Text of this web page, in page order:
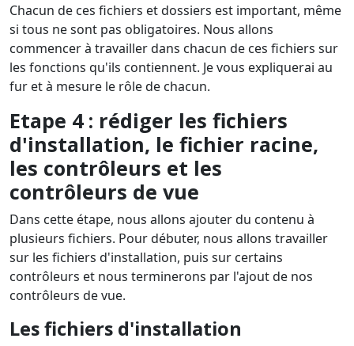
Chacun de ces fichiers et dossiers est important, même
si tous ne sont pas obligatoires. Nous allons
commencer à travailler dans chacun de ces fichiers sur
les fonctions qu'ils contiennent. Je vous expliquerai au
fur et à mesure le rôle de chacun.
Etape 4 : rédiger les fichiers
d'installation, le fichier racine,
les contrôleurs et les
contrôleurs de vue
Dans cette étape, nous allons ajouter du contenu à
plusieurs fichiers. Pour débuter, nous allons travailler
sur les fichiers d'installation, puis sur certains
contrôleurs et nous terminerons par l'ajout de nos
contrôleurs de vue.
Les fichiers d'installation